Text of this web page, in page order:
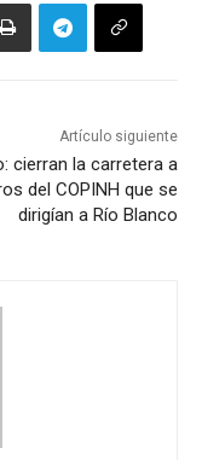
Artículo siguiente
cierran la carretera a
del COPINH que se
dirigían a Río Blanco